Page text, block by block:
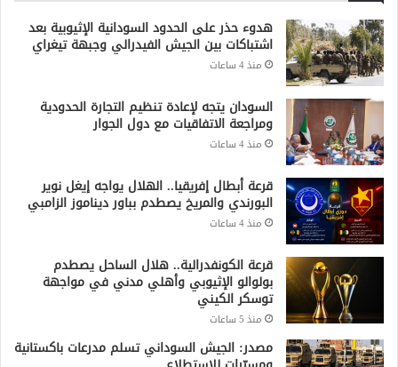
هدوء حذر على الحدود السودانية الإثيوبية بعد
اشتباكات بين الجيش الفيدرالي وجبهة تيغراي
منذ 4 ساعات
السودان يتجه لإعادة تنظيم التجارة الحدودية
ومراجعة الاتفاقيات مع دول الجوار
منذ 4 ساعات
قرعة أبطال إفريقيا.. الهلال يواجه إيغل نوير
البورندي والمريخ يصطدم بباور ديناموز الزامبي
منذ 4 ساعات
قرعة الكونفدرالية.. هلال الساحل يصطدم
بولوالو الإثيوبي وأهلي مدني في مواجهة
توسكر الكيني
منذ 5 ساعات
مصدر: الجيش السوداني تسلم مدرعات باكستانية